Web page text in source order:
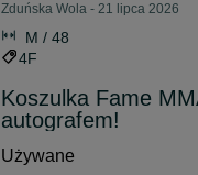
Zduńska Wola - 21 lipca 2026
M / 48
4F
Koszulka Fame
autografem!
Używane